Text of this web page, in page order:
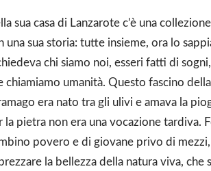
sua casa di Lanzarote c’è una
una sua storia: tutte insieme, ora lo
chi siamo noi, esseri fatti di
chiamiamo umanità. Questo fascino
era nato tra gli ulivi e amava la
la pietra non era una vocazione tardiva.
povero e di giovane privo di
la bellezza della natura viva, che